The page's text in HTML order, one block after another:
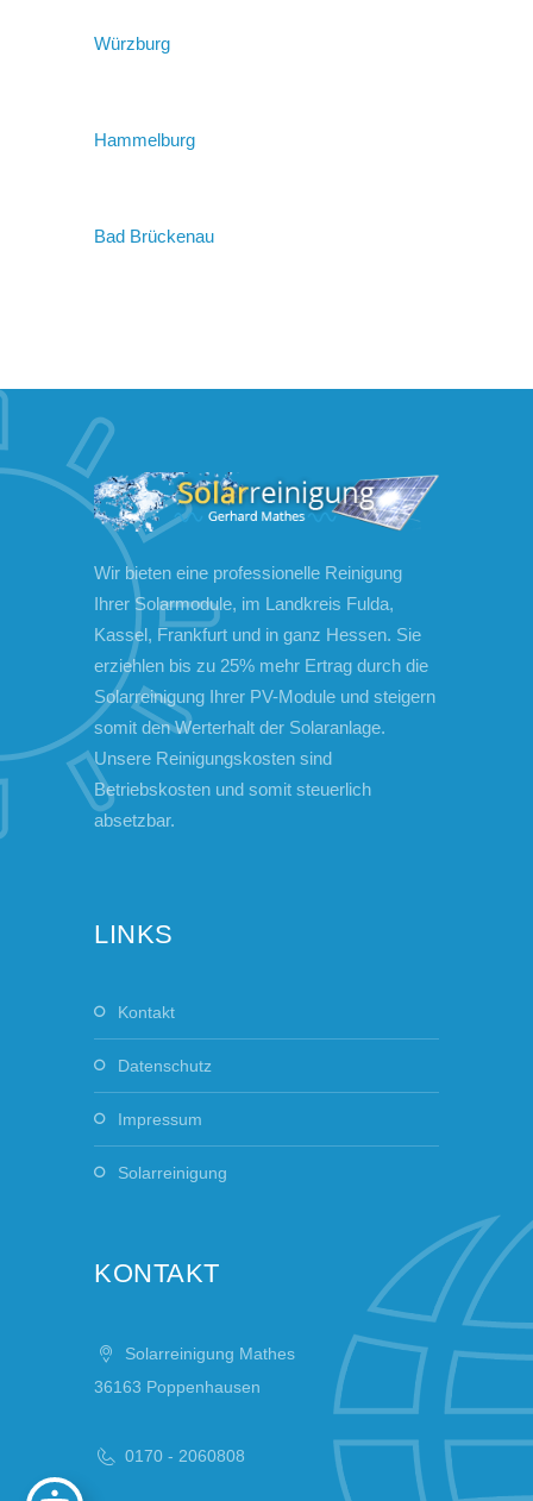
Würzburg
Hammelburg
Bad Brückenau
Wir bieten eine professionelle Reinigung
Ihrer Solarmodule, im Landkreis Fulda,
Kassel, Frankfurt und in ganz Hessen. Sie
erziehlen bis zu 25% mehr Ertrag durch die
Solarreinigung Ihrer PV-Module und steigern
somit den Werterhalt der Solaranlage.
Unsere Reinigungskosten sind
Betriebskosten und somit steuerlich
absetzbar.
LINKS
Kontakt
Datenschutz
Impressum
Solarreinigung
KONTAKT
Solarreinigung Mathes
36163 Poppenhausen
0170 - 2060808